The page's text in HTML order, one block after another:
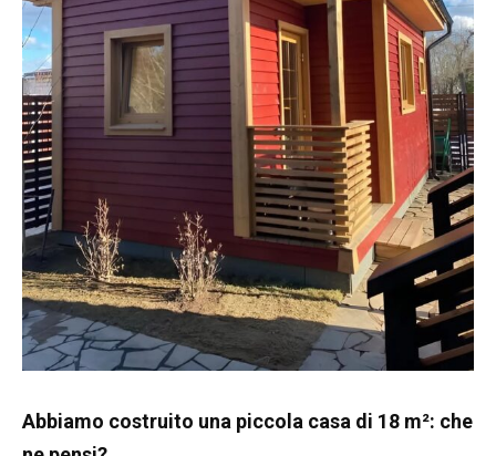
Abbiamo costruito una piccola casa di 18 m²: che